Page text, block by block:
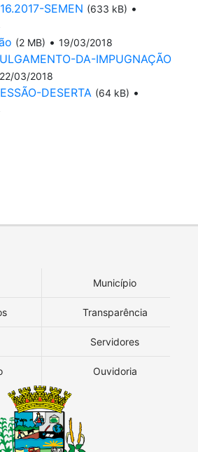
SEMEN (633 kB) •
(2 MB) • 19/03/2018
DA-IMPUGNAÇÃO
22/03/2018
DESERTA (64 kB) •
Município
Transparência
Servidores
Ouvidoria